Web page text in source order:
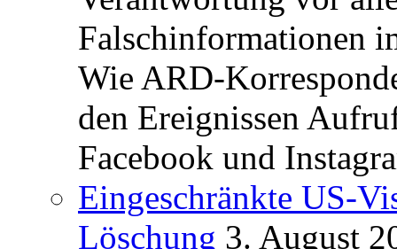
Falschinformationen
Wie ARD-
den Ereignissen
Facebook und
Eingeschränkte US-
Löschung 3. August